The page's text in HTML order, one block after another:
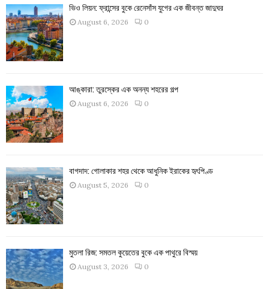
ভিও লিয়ন: ফ্রান্সের বুকে রেনেসাঁস যুগের এক জীবন্ত জাদুঘর
August 6, 2026 0
আঙ্কারা: তুরস্কের এক অনন্য শহরের গল্প
August 6, 2026 0
বাগদাদ: গোলাকার শহর থেকে আধুনিক ইরাকের হৃৎপিণ্ড
August 5, 2026 0
মুতলা রিজ: সমতল কুয়েতের বুকে এক পাথুরে বিস্ময়
August 3, 2026 0